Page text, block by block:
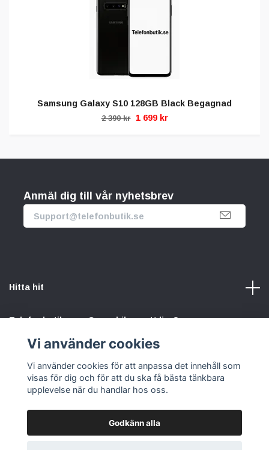
Samsung Galaxy S10 128GB Black Begagnad
2 390 kr 1 699 kr
Anmäl dig till vår nyhetsbrev
Hitta hit
Telefonbutik.se – Ge mobilen nytt liv. Spara pengar.
Sociala medier
Vi använder cookies
Vi använder cookies för att anpassa det innehåll som
visas för dig och för att du ska få bästa tänkbara
upplevelse när du handlar hos oss.
Godkänn alla